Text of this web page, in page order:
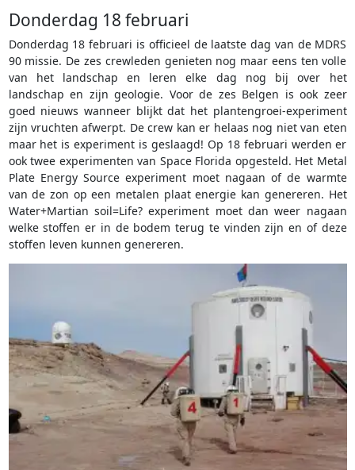
Donderdag 18 februari
Donderdag 18 februari is officieel de laatste dag van de MDRS
90 missie. De zes crewleden genieten nog maar eens ten volle
van het landschap en leren elke dag nog bij over het
landschap en zijn geologie. Voor de zes Belgen is ook zeer
goed nieuws wanneer blijkt dat het plantengroei-experiment
zijn vruchten afwerpt. De crew kan er helaas nog niet van eten
maar het is experiment is geslaagd! Op 18 februari werden er
ook twee experimenten van Space Florida opgesteld. Het Metal
Plate Energy Source experiment moet nagaan of de warmte
van de zon op een metalen plaat energie kan genereren. Het
Water+Martian soil=Life? experiment moet dan weer nagaan
welke stoffen er in de bodem terug te vinden zijn en of deze
stoffen leven kunnen genereren.